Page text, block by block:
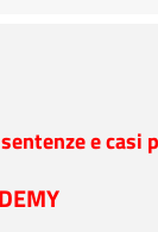
e casi